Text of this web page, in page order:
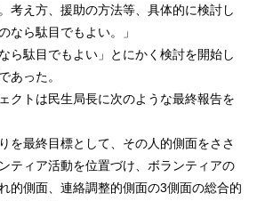
考え方、援助の方法等、具体的に検討し
なら駄目でもよい。」
ら駄目でもよい」とにかく検討を開始し
あった。
クトは民生局長に次のような最終報告を
を最終目標として、その人的側面をささ
ティア活動を位置づけ、ボランティアの
的側面、連絡調整的側面の3側面の総合的